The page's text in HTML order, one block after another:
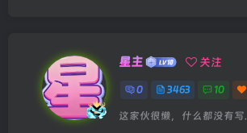
星主 关注
0 3463 10
这家伙很懒，什么都没有写...